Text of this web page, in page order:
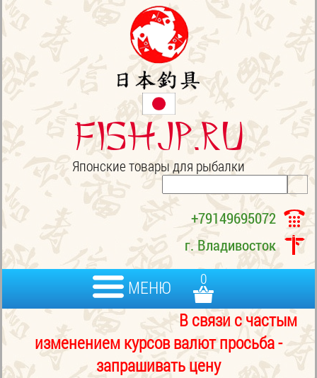
FISHJP.ru
Японские товары для рыбалки
+79149695072
г. Владивосток
МЕНЮ 0
В связи с частым
изменением курсов валют просьба -
запрашивать цену